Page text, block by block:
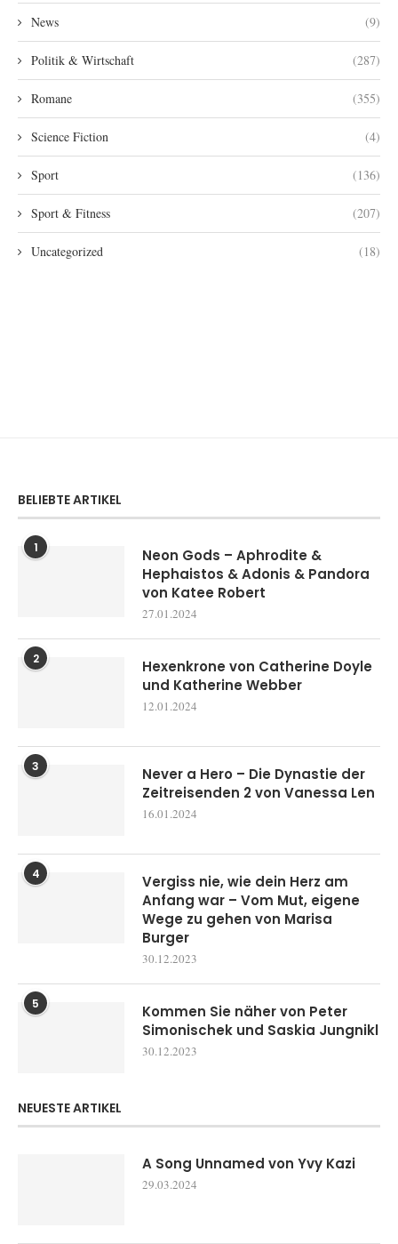
News (9)
Politik & Wirtschaft (287)
Romane (355)
Science Fiction (4)
Sport (136)
Sport & Fitness (207)
Uncategorized (18)
BELIEBTE ARTIKEL
1
Neon Gods – Aphrodite &
Hephaistos & Adonis & Pandora
von Katee Robert
27.01.2024
2
Hexenkrone von Catherine Doyle
und Katherine Webber
12.01.2024
3
Never a Hero – Die Dynastie der
Zeitreisenden 2 von Vanessa Len
16.01.2024
4
Vergiss nie, wie dein Herz am
Anfang war – Vom Mut, eigene
Wege zu gehen von Marisa
Burger
30.12.2023
5
Kommen Sie näher von Peter
Simonischek und Saskia Jungnikl
30.12.2023
NEUESTE ARTIKEL
A Song Unnamed von Yvy Kazi
29.03.2024